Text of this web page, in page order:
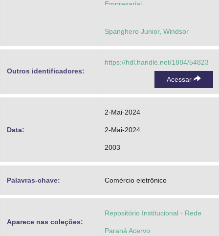
Empresarial
Spanghero Junior, Windsor
Outros identificadores:
https://hdl.handle.net/1884/54823
Acessar
Data:
2-Mai-2024
2-Mai-2024
2003
Palavras-chave: Comércio eletrônico
Aparece nas coleções:
Repositório Institucional - Rede
Paraná Acervo